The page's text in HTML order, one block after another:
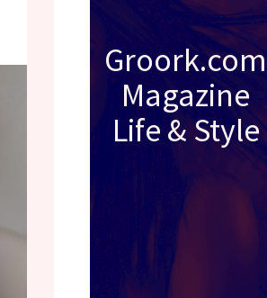
Groork.com
Magazine
Life & Style